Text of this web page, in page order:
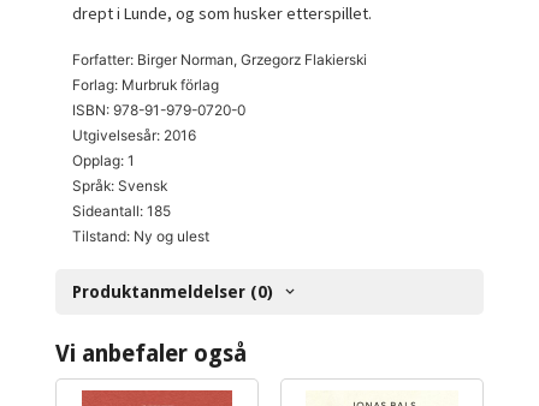
drept i Lunde, og som husker etterspillet.
Forfatter: Birger Norman, Grzegorz Flakierski
Forlag: Murbruk förlag
ISBN: 978-91-979-0720-0
Utgivelsesår: 2016
Opplag: 1
Språk: Svensk
Sideantall: 185
Tilstand: Ny og ulest
Produktanmeldelser (0)
Vi anbefaler også